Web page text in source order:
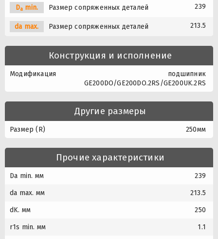
Da min. Размер сопряженных деталей 239
da max. Размер сопряженных деталей 213.5
Конструкция и исполнение
Модификация
подшипник
GE200DO/GE200DO.2RS/GE200UK.2RS
Другие размеры
Размер (R) 250мм
Прочие характеристики
Da min. мм 239
da max. мм 213.5
dK. мм 250
r1s min. мм 1.1